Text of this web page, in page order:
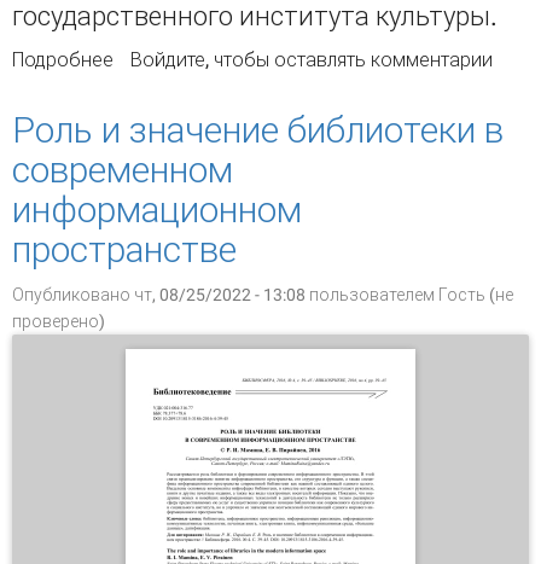
государственного института культуры.
Подробнее о Вклад А. В. Соколова в развитие
Челябинского государственного института
культуры
Войдите, чтобы оставлять комментарии
Роль и значение библиотеки в
современном
информационном
пространстве
Опубликовано чт, 08/25/2022 - 13:08 пользователем Гость (не
проверено)